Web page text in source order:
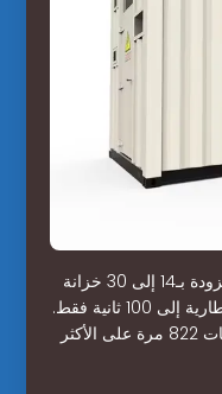
وقالت الشركة إن المحطة ستكون مزودة بـ14 إلى 30 خزانة
للبطاريات، حيث تحتاج عملية تبديل البطارية إلى 100 ثانية فقط.
ويمكن للمحطة الواحدة تبديل البطاريات 822 مرة على الأكثر